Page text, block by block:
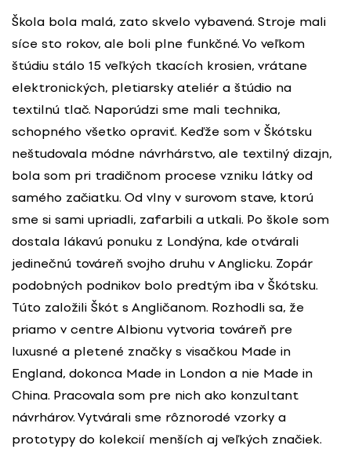
Škola bola malá, zato skvelo vybavená. Stroje mali
síce sto rokov, ale boli plne funkčné. Vo veľkom
štúdiu stálo 15 veľkých tkacích krosien, vrátane
elektronických, pletiarsky ateliér a štúdio na
textilnú tlač. Naporúdzi sme mali technika,
schopného všetko opraviť. Keďže som v Škótsku
neštudovala módne návrhárstvo, ale textilný dizajn,
bola som pri tradičnom procese vzniku látky od
samého začiatku. Od vlny v surovom stave, ktorú
sme si sami upriadli, zafarbili a utkali. Po škole som
dostala lákavú ponuku z Londýna, kde otvárali
jedinečnú továreň svojho druhu v Anglicku. Zopár
podobných podnikov bolo predtým iba v Škótsku.
Túto založili Škót s Angličanom. Rozhodli sa, že
priamo v centre Albionu vytvoria továreň pre
luxusné a pletené značky s visačkou Made in
England, dokonca Made in London a nie Made in
China. Pracovala som pre nich ako konzultant
návrhárov. Vytvárali sme rôznorodé vzorky a
prototypy do kolekcií menších aj veľkých značiek.